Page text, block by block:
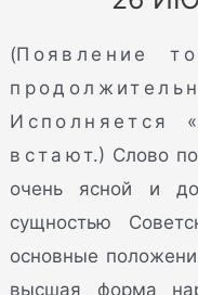
(Появление
Исполняется
встают.) Слово
очень ясной и
сущностью
основные
высшая форма